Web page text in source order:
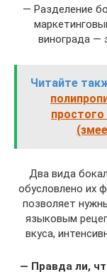
— Разделение
винограда —
Читайте
Два вида
обусловлено их
позволяет
языковым
вкуса,
— Правда ли,